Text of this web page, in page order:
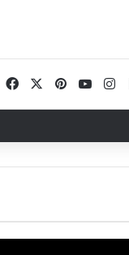
FacebookPinterest